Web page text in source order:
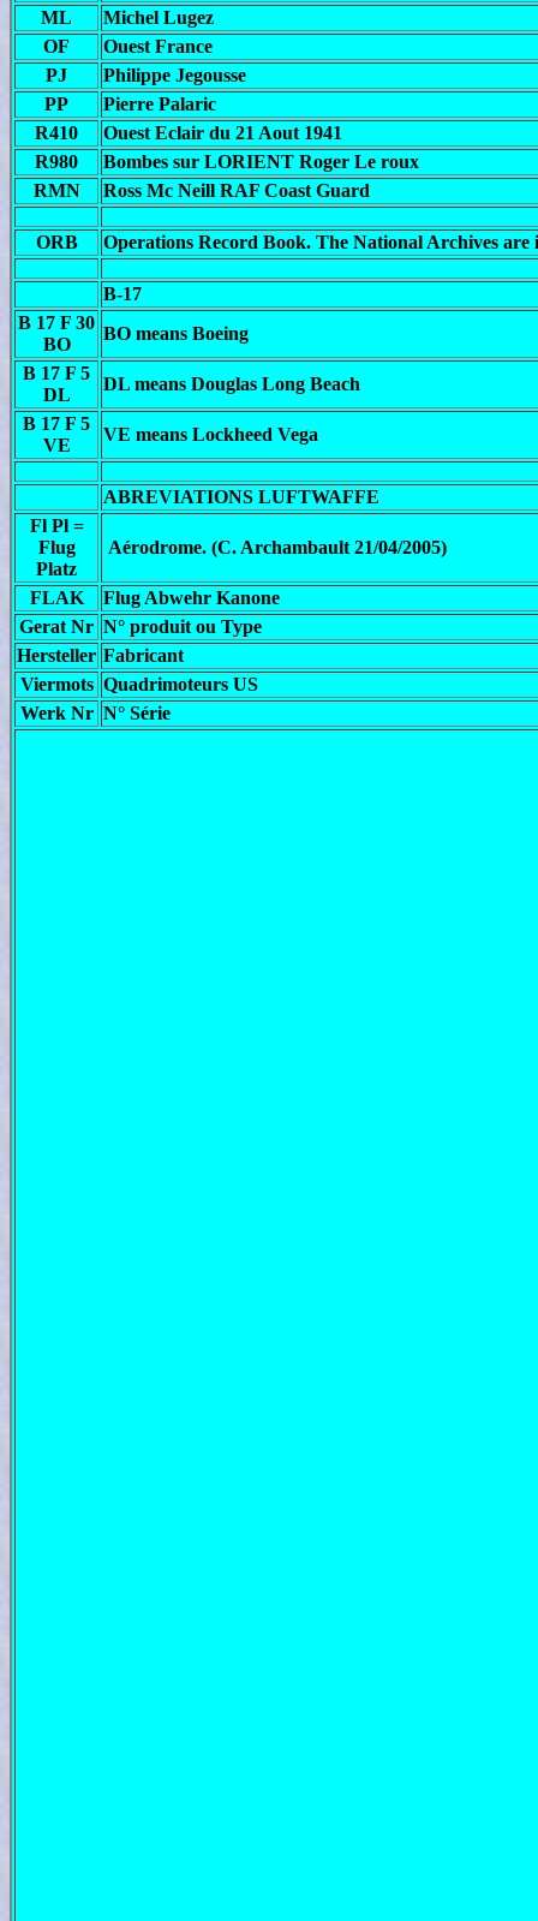
ML
Michel Lugez
OF
Ouest France
PJ
Philippe Jegousse
PP
Pierre Palaric
R410
Ouest Eclair du 21 Aout 1941
R980
Bombes sur LORIENT Roger Le roux
RMN
Ross Mc Neill RAF Coast Guard
ORB Operations Record Book. The National Archives
B-17
B 17 F 30
BO
BO means Boeing
B 17 F 5
DL
DL means Douglas Long Beach
B 17 F 5
VE
VE means Lockheed Vega
ABREVIATIONS LUFTWAFFE
Fl Pl =
Flug
Platz
Aérodrome. (C. Archambault 21/04/2005)
FLAK
Flug Abwehr Kanone
Gerat Nr N° produit ou Type
Hersteller Fabricant
Viermots Quadrimoteurs US
Werk Nr N° Série